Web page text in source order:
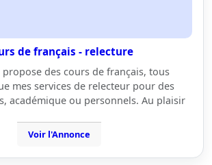
de français - relecture
propose des cours de français, tous
mes services de relecteur pour des
académique ou personnels. Au plaisir
Voir l'Annonce